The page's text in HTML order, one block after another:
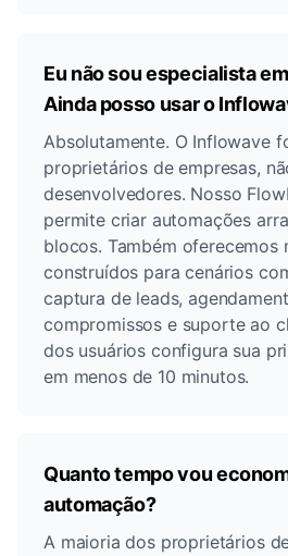
Eu não sou especialista
Ainda posso usar o
Absolutamente. O Inflowave
proprietários de empresas,
desenvolvedores. Nosso
permite criar automações
blocos. Também oferecemos
construídos para cenários
captura de leads,
compromissos e suporte ao
dos usuários configura sua
em menos de 10 minutos.
Quanto tempo vou
automação?
A maioria dos proprietários